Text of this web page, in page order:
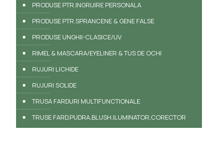
PRODUSE PTR.INGRIJIRE PERSONALA
PRODUSE PTR.SPRANCENE & GENE FALSE
PRODUSE UNGHII-CLASICE/UV
RIMEL & MASCARA/EYELINER & TUS DE OCHI
RUJURI LICHIDE
RUJURI SOLIDE
TRUSA FARDURI MULTIFUNCTIONALE
TRUSE FARD,PUDRA,BLUSH,ILUMINATOR,CORECTOR